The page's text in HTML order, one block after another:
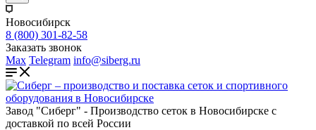
Новосибирск
8 (800) 301-82-58
Заказать звонок
Max Telegram info@siberg.ru
Завод "Сиберг" - Производство сеток в Новосибирске с
доставкой по всей России